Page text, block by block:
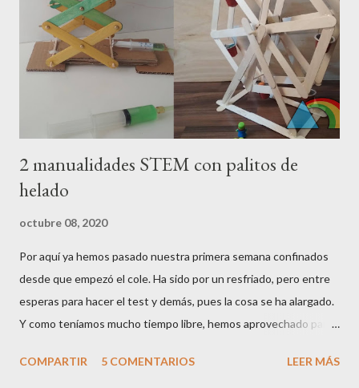
volteamos el globo para dejar caer el bicarbonato...y empieza la
magia. Veréis como gracias al dióxido de carbono que se genera
al mezclar los dos ingredientes, el globo se va hinchando . Hay
que sujetar bien el globo a la boca para evitar que el globo sal...
2 manualidades STEM con palitos de
helado
octubre 08, 2020
Por aquí ya hemos pasado nuestra primera semana confinados
desde que empezó el cole. Ha sido por un resfriado, pero entre
esperas para hacer el test y demás, pues la cosa se ha alargado.
Y como teníamos mucho tiempo libre, hemos aprovechado para
base los palitos de helado o depresores . Las manualidades
COMPARTIR 5 COMENTARIOS LEER MÁS